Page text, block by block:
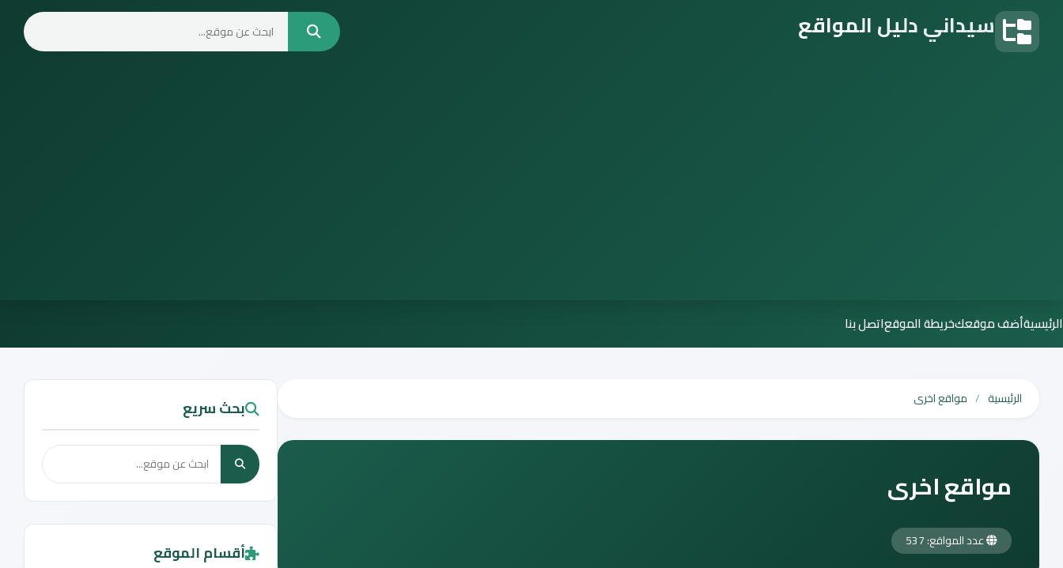
سيداني دليل المواقع
الرئيسيةأضف موقعكخريطة الموقعاتصل بنا
الرئيسية مواقع اخرى
مواقع اخرى
عدد المواقع: 537
بحث سريع
أقسام الموقع